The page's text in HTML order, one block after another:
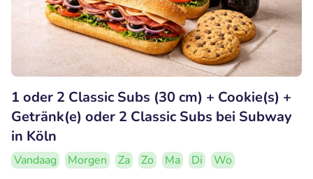
1 oder 2 Classic Subs (30 cm) + Cookie(s) +
Getränk(e) oder 2 Classic Subs bei Subway
in Köln
Vandaag Morgen Za Zo Ma Di
Wo